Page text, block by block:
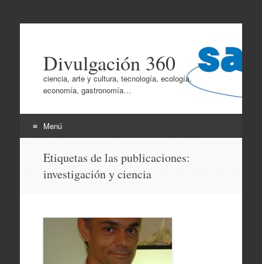
Divulgación 360
ciencia, arte y cultura, tecnología, ecología,
economía, gastronomía…
Menú
contenido
Etiquetas de las publicaciones:
investigación y ciencia